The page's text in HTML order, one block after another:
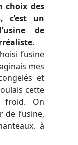
choix des
c’est un
de
l’usine
mes
et
cette
froid. On
l’usine,
à